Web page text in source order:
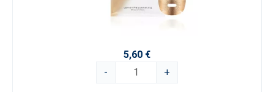
5,60 €
-
+